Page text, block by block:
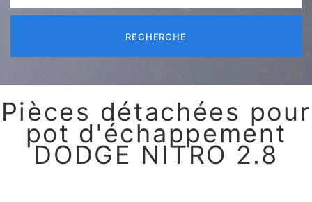
RECHERCHE
Pièces détachées pour
pot d'échappement
DODGE NITRO 2.8